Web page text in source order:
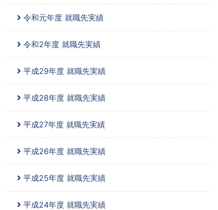
令和元年度 就職先実績
令和2年度 就職先実績
平成29年度 就職先実績
平成28年度 就職先実績
平成27年度 就職先実績
平成26年度 就職先実績
平成25年度 就職先実績
平成24年度 就職先実績